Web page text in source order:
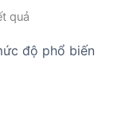
quả
theo
mức